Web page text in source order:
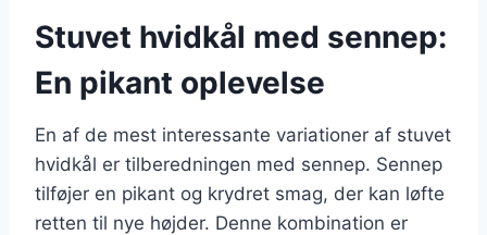
Stuvet hvidkål med sennep:
En pikant oplevelse
En af de mest interessante variationer af stuvet
hvidkål er tilberedningen med sennep. Sennep
tilføjer en pikant og krydret smag, der kan løfte
retten til nye højder. Denne kombination er